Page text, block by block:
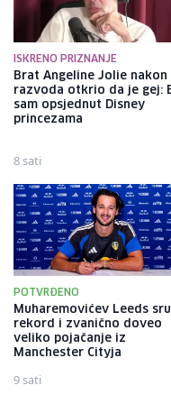
ISKRENO PRIZNANJE
Brat Angeline Jolie nakon
razvoda otkrio da je gej:
sam opsjednut Disney
princezama
8 sati
POTVRĐENO
Muharemovićev Leeds
rekord i zvanično doveo
veliko pojačanje iz
Manchester Cityja
9 sati